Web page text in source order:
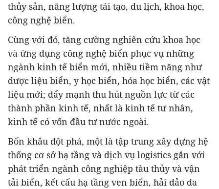
thủy sản, năng lượng tái tạo, du lịch, khoa học,
công nghệ biển.
Cùng với đó, tăng cường nghiên cứu khoa học
và ứng dụng công nghệ biển phục vụ những
ngành kinh tế biển mới, nhiều tiềm năng như
dược liệu biển, y học biển, hóa học biển, các vật
liệu mới; đẩy mạnh thu hút nguồn lực từ các
thành phần kinh tế, nhất là kinh tế tư nhân,
kinh tế có vốn đầu tư nước ngoài.
Bốn khâu đột phá, một là tập trung xây dựng hệ
thống cơ sở hạ tầng và dịch vụ logistics gắn với
phát triển ngành công nghiệp tàu thủy và vận
tải biển, kết cấu hạ tầng ven biển, hải đảo đa